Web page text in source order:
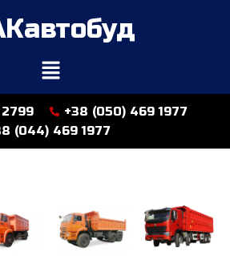
+38 (050) 469 1977
(044) 469 1977